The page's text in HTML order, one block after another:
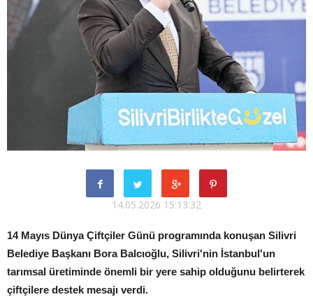
14.05.2026 15:13:32
14 Mayıs Dünya Çiftçiler Günü programında konuşan Silivri
Belediye Başkanı Bora Balcıoğlu, Silivri'nin İstanbul'un
tarımsal üretiminde önemli bir yere sahip olduğunu belirterek
çiftçilere destek mesajı verdi.